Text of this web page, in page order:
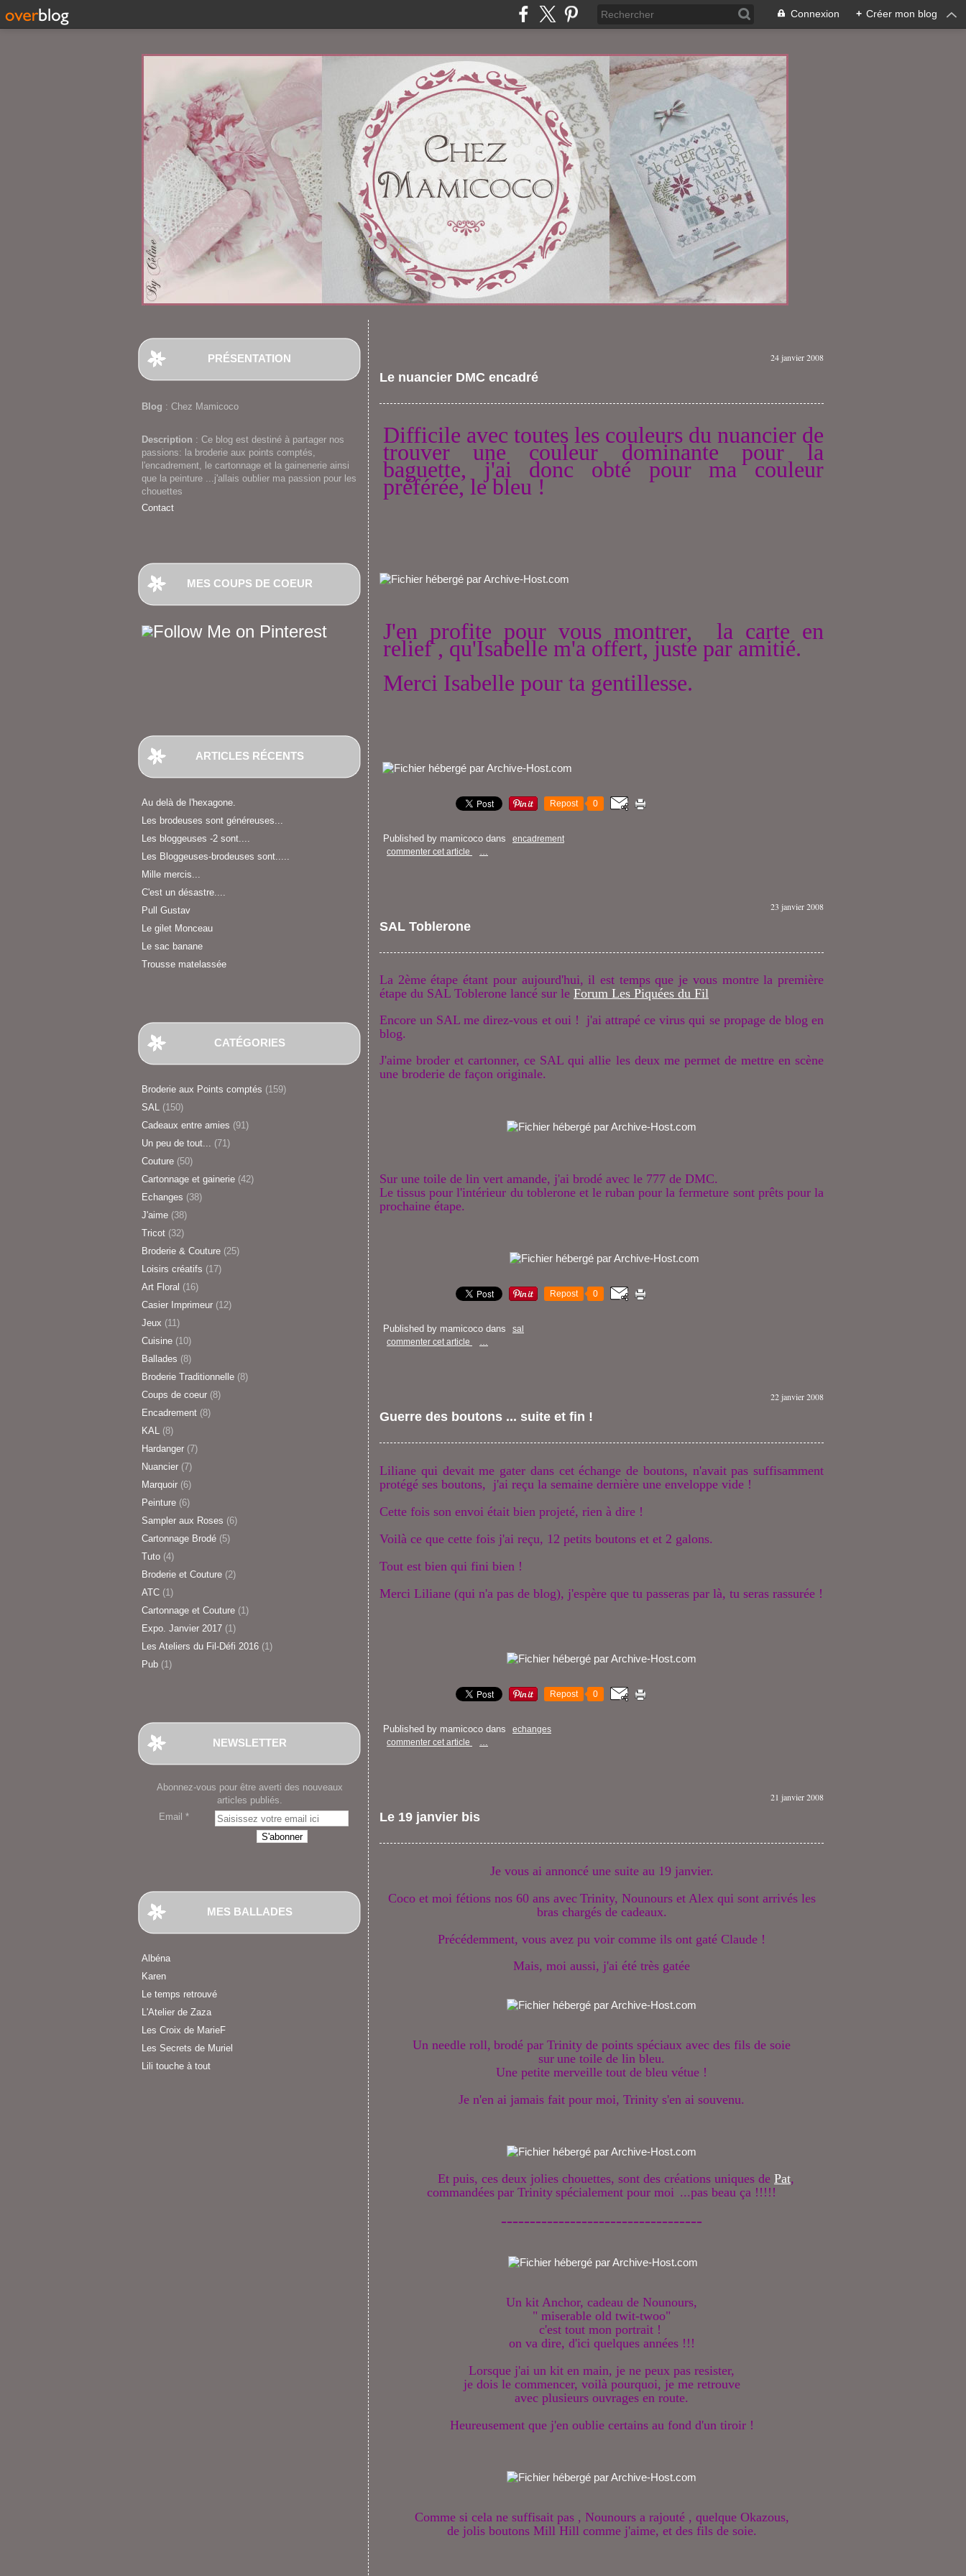
Connexion + Créer mon blog
PRÉSENTATION
Blog : Chez Mamicoco
Description : Ce blog est destiné à partager nos
passions: la broderie aux points comptés,
l'encadrement, le cartonnage et la gainenerie ainsi
que la peinture ...j'allais oublier ma passion pour les
chouettes
Contact
MES COUPS DE COEUR
ARTICLES RÉCENTS
Au delà de l'hexagone.
Les brodeuses sont généreuses...
Les bloggeuses -2 sont....
Les Bloggeuses-brodeuses sont.....
Mille mercis...
C'est un désastre....
Pull Gustav
Le gilet Monceau
Le sac banane
Trousse matelassée
CATÉGORIES
Broderie aux Points comptés (159)
SAL (150)
Cadeaux entre amies (91)
Un peu de tout... (71)
Couture (50)
Cartonnage et gainerie (42)
Echanges (38)
J'aime (38)
Tricot (32)
Broderie & Couture (25)
Loisirs créatifs (17)
Art Floral (16)
Casier Imprimeur (12)
Jeux (11)
Cuisine (10)
Ballades (8)
Broderie Traditionnelle (8)
Coups de coeur (8)
Encadrement (8)
KAL (8)
Hardanger (7)
Nuancier (7)
Marquoir (6)
Peinture (6)
Sampler aux Roses (6)
Cartonnage Brodé (5)
Tuto (4)
Broderie et Couture (2)
ATC (1)
Cartonnage et Couture (1)
Expo. Janvier 2017 (1)
Les Ateliers du Fil-Défi 2016 (1)
Pub (1)
NEWSLETTER
Abonnez-vous pour être averti des nouveaux
articles publiés.
Email
MES BALLADES
Albéna
Karen
Le temps retrouvé
L'Atelier de Zaza
Les Croix de MarieF
Les Secrets de Muriel
Lili touche à tout
24 janvier 2008
Le nuancier DMC encadré
Difficile avec toutes les couleurs du nuancier de
trouver une couleur dominante pour la
baguette, j'ai donc obté pour ma couleur
préférée, le bleu !
J'en profite pour vous montrer, la carte en
relief , qu'Isabelle m'a offert, juste par amitié.
Merci Isabelle pour ta gentillesse.
Repost 0
Published by mamicoco dans
encadrement
commenter cet article
…
23 janvier 2008
SAL Toblerone
La 2ème étape étant pour aujourd'hui, il est temps que je vous montre la première
étape du SAL Toblerone lancé sur le Forum Les Piquées du Fil
Encore un SAL me direz-vous et oui ! j'ai attrapé ce virus qui se propage de blog en
blog.
J'aime broder et cartonner, ce SAL qui allie les deux me permet de mettre en scène
une broderie de façon originale.
Sur une toile de lin vert amande, j'ai brodé avec le 777 de DMC.
Le tissus pour l'intérieur du toblerone et le ruban pour la fermeture sont prêts pour la
prochaine étape.
Repost 0
Published by mamicoco dans
sal
commenter cet article
…
22 janvier 2008
Guerre des boutons ... suite et fin !
Liliane qui devait me gater dans cet échange de boutons, n'avait pas suffisamment
protégé ses boutons, j'ai reçu la semaine dernière une enveloppe vide !
Cette fois son envoi était bien projeté, rien à dire !
Voilà ce que cette fois j'ai reçu, 12 petits boutons et et 2 galons.
Tout est bien qui fini bien !
Merci Liliane (qui n'a pas de blog), j'espère que tu passeras par là, tu seras rassurée !
Repost 0
Published by mamicoco dans
echanges
commenter cet article
…
21 janvier 2008
Le 19 janvier bis
Je vous ai annoncé une suite au 19 janvier.
Coco et moi fétions nos 60 ans avec Trinity, Nounours et Alex qui sont arrivés les
bras chargés de cadeaux.
Précédemment, vous avez pu voir comme ils ont gaté Claude !
Mais, moi aussi, j'ai été très gatée
Un needle roll, brodé par Trinity de points spéciaux avec des fils de soie
sur une toile de lin bleu.
Une petite merveille tout de bleu vétue !
Je n'en ai jamais fait pour moi, Trinity s'en ai souvenu.
Et puis, ces deux jolies chouettes, sont des créations uniques de Pat,
commandées par Trinity spécialement pour moi ...pas beau ça !!!!!
-----------------------------------
Un kit Anchor, cadeau de Nounours,
" miserable old twit-twoo"
c'est tout mon portrait !
on va dire, d'ici quelques années !!!
Lorsque j'ai un kit en main, je ne peux pas resister,
je dois le commencer, voilà pourquoi, je me retrouve
avec plusieurs ouvrages en route.
Heureusement que j'en oublie certains au fond d'un tiroir !
Comme si cela ne suffisait pas , Nounours a rajouté , quelque Okazous,
de jolis boutons Mill Hill comme j'aime, et des fils de soie.